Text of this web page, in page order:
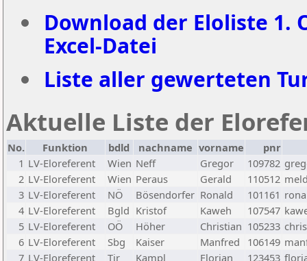
Download der Eloliste 1.
Excel-Datei
Liste aller gewerteten
Aktuelle Liste der
No. Funktion bdld nachname vorname
pnr
1 LV-Eloreferent Wien Neff Gregor 109782
2 LV-Eloreferent Wien Peraus Gerald 110512
3 LV-Eloreferent NÖ Bösendorfer Ronald 101161
4 LV-Eloreferent Bgld Kristof Kaweh 107547
5 LV-Eloreferent OÖ Höher Christian 105233
6 LV-Eloreferent Sbg Kaiser Manfred 106149
7 LV-Eloreferent Tir Kampl Florian 123453